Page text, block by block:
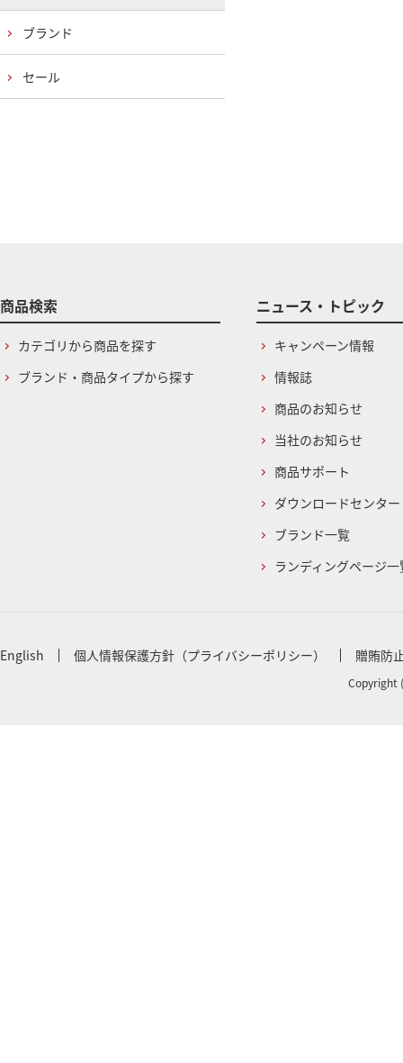
ブランド
セール
商品検索
カテゴリから商品を探す
ブランド・商品タイプから探す
ニュース・トピック
キャンペーン情報
情報誌
商品のお知らせ
当社のお知らせ
商品サポート
ダウンロードセンター
ブランド一覧
ランディングページ一
English 個人情報保護方針（プライバシーポリシー） 贈賄防
Copyright